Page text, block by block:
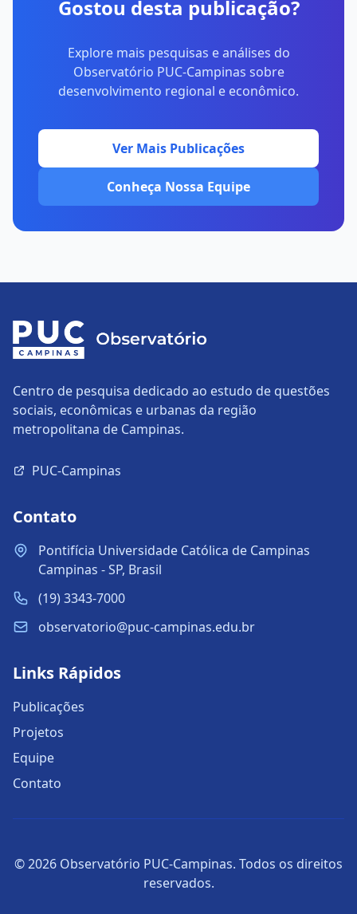
Gostou desta publicação?
Explore mais pesquisas e análises do
Observatório PUC-Campinas sobre
desenvolvimento regional e econômico.
Ver Mais Publicações
Conheça Nossa Equipe
Centro de pesquisa dedicado ao estudo de questões
sociais, econômicas e urbanas da região
metropolitana de Campinas.
PUC-Campinas
Contato
Pontifícia Universidade Católica de Campinas
Campinas - SP, Brasil
(19) 3343-7000
observatorio@puc-campinas.edu.br
Links Rápidos
Publicações
Projetos
Equipe
Contato
© 2026 Observatório PUC-Campinas. Todos os direitos
reservados.